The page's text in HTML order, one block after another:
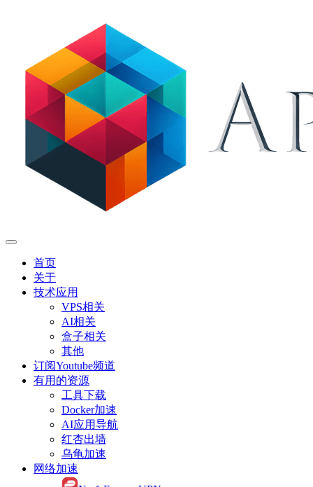
首页
关于
技术应用
VPS相关
AI相关
盒子相关
其他
订阅Youtube频道
有用的资源
工具下载
Docker加速
AI应用导航
红杏出墙
乌龟加速
网络加速